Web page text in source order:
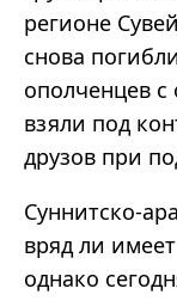
регионе
снова
ополченцев с
взяли под
друзов при
Суннитско-
вряд ли
однако